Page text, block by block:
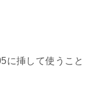
に挿して使うこと